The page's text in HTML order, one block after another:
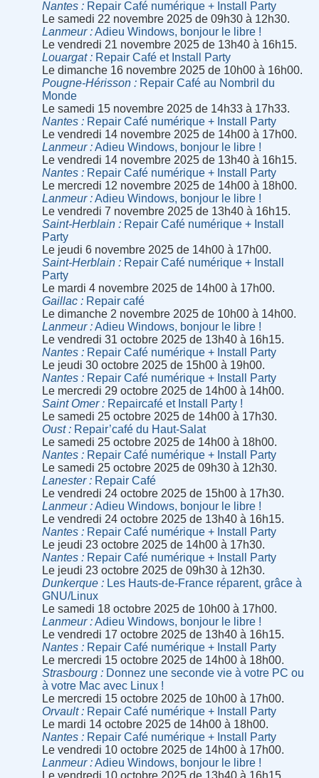
Nantes
Repair Café numérique + Install Party
Le samedi 22 novembre 2025 de 09h30 à 12h30.
Lanmeur
Adieu Windows, bonjour le libre !
Le vendredi 21 novembre 2025 de 13h40 à 16h15.
Louargat
Repair Café et Install Party
Le dimanche 16 novembre 2025 de 10h00 à 16h00.
Pougne-Hérisson
Repair Café au Nombril du
Monde
Le samedi 15 novembre 2025 de 14h33 à 17h33.
Nantes
Repair Café numérique + Install Party
Le vendredi 14 novembre 2025 de 14h00 à 17h00.
Lanmeur
Adieu Windows, bonjour le libre !
Le vendredi 14 novembre 2025 de 13h40 à 16h15.
Nantes
Repair Café numérique + Install Party
Le mercredi 12 novembre 2025 de 14h00 à 18h00.
Lanmeur
Adieu Windows, bonjour le libre !
Le vendredi 7 novembre 2025 de 13h40 à 16h15.
Saint-Herblain
Repair Café numérique + Install
Party
Le jeudi 6 novembre 2025 de 14h00 à 17h00.
Saint-Herblain
Repair Café numérique + Install
Party
Le mardi 4 novembre 2025 de 14h00 à 17h00.
Gaillac
Repair café
Le dimanche 2 novembre 2025 de 10h00 à 14h00.
Lanmeur
Adieu Windows, bonjour le libre !
Le vendredi 31 octobre 2025 de 13h40 à 16h15.
Nantes
Repair Café numérique + Install Party
Le jeudi 30 octobre 2025 de 15h00 à 19h00.
Nantes
Repair Café numérique + Install Party
Le mercredi 29 octobre 2025 de 14h00 à 14h00.
Saint Omer
Repaircafé et Install Party !
Le samedi 25 octobre 2025 de 14h00 à 17h30.
Oust
Repair’café du Haut-Salat
Le samedi 25 octobre 2025 de 14h00 à 18h00.
Nantes
Repair Café numérique + Install Party
Le samedi 25 octobre 2025 de 09h30 à 12h30.
Lanester
Repair Café
Le vendredi 24 octobre 2025 de 15h00 à 17h30.
Lanmeur
Adieu Windows, bonjour le libre !
Le vendredi 24 octobre 2025 de 13h40 à 16h15.
Nantes
Repair Café numérique + Install Party
Le jeudi 23 octobre 2025 de 14h00 à 17h30.
Nantes
Repair Café numérique + Install Party
Le jeudi 23 octobre 2025 de 09h30 à 12h30.
Dunkerque
Les Hauts-de-France réparent, grâce à
GNU/Linux
Le samedi 18 octobre 2025 de 10h00 à 17h00.
Lanmeur
Adieu Windows, bonjour le libre !
Le vendredi 17 octobre 2025 de 13h40 à 16h15.
Nantes
Repair Café numérique + Install Party
Le mercredi 15 octobre 2025 de 14h00 à 18h00.
Strasbourg
Donnez une seconde vie à votre PC ou
à votre Mac avec Linux !
Le mercredi 15 octobre 2025 de 10h00 à 17h00.
Orvault
Repair Café numérique + Install Party
Le mardi 14 octobre 2025 de 14h00 à 18h00.
Nantes
Repair Café numérique + Install Party
Le vendredi 10 octobre 2025 de 14h00 à 17h00.
Lanmeur
Adieu Windows, bonjour le libre !